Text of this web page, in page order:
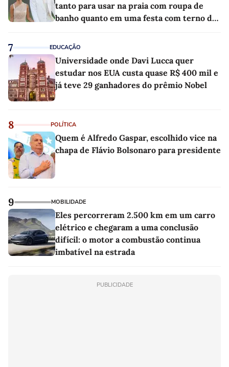
tanto para usar na praia com roupa de
banho quanto em uma festa com terno de
7 EDUCAÇÃO
Universidade onde Davi Lucca quer
estudar nos EUA custa quase R$ 400 mil e
já teve 29 ganhadores do prêmio Nobel
8 POLÍTICA
Quem é Alfredo Gaspar, escolhido vice na
chapa de Flávio Bolsonaro para presidente
9 MOBILIDADE
Eles percorreram 2.500 km em um carro
elétrico e chegaram a uma conclusão
difícil: o motor a combustão continua
imbatível na estrada
PUBLICIDADE